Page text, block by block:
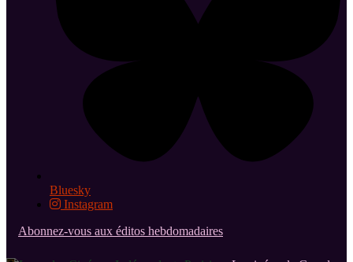
Bluesky
Instagram
Abonnez-vous aux éditos hebdomadaires